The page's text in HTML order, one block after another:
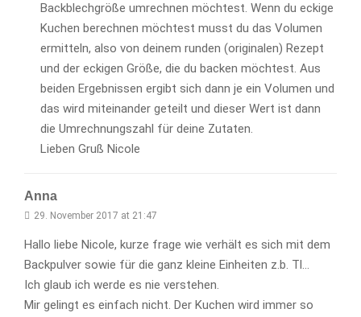
Backblechgröße umrechnen möchtest. Wenn du eckige
Kuchen berechnen möchtest musst du das Volumen
ermitteln, also von deinem runden (originalen) Rezept
und der eckigen Größe, die du backen möchtest. Aus
beiden Ergebnissen ergibt sich dann je ein Volumen und
das wird miteinander geteilt und dieser Wert ist dann
die Umrechnungszahl für deine Zutaten.
Lieben Gruß Nicole
Anna
29. November 2017 at 21:47
Hallo liebe Nicole, kurze frage wie verhält es sich mit dem
Backpulver sowie für die ganz kleine Einheiten z.b. Tl…
Ich glaub ich werde es nie verstehen.
Mir gelingt es einfach nicht. Der Kuchen wird immer so